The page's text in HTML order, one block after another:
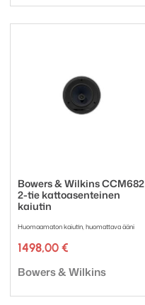
Bowers & Wilkins CCM682
2-tie kattoasenteinen
kaiutin
Huomaamaton kaiutin, huomattava ääni
1498,00 €
Tuotemerkki:
Bowers & Wilkins